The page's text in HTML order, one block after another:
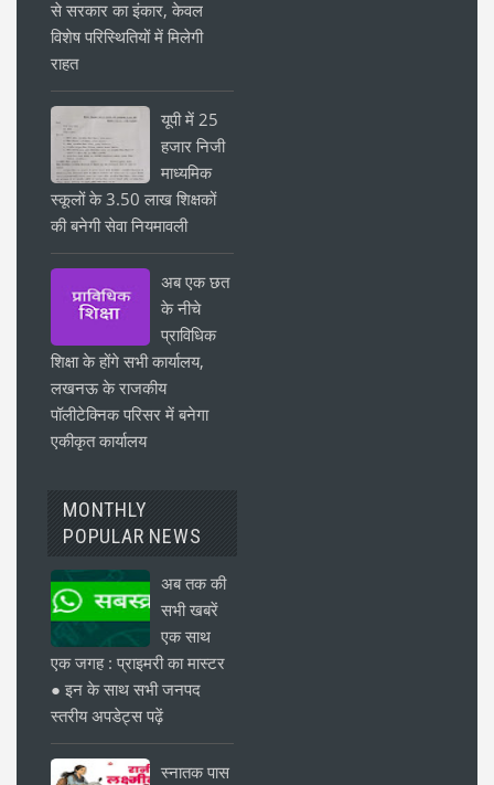
से सरकार का इंकार, केवल
विशेष परिस्थितियों में मिलेगी
राहत
यूपी में 25
हजार निजी
माध्यमिक
स्कूलों के 3.50 लाख शिक्षकों
की बनेगी सेवा नियमावली
अब एक छत
के नीचे
प्राविधिक
शिक्षा के होंगे सभी कार्यालय,
लखनऊ के राजकीय
पॉलीटेक्निक परिसर में बनेगा
एकीकृत कार्यालय
MONTHLY
POPULAR NEWS
अब तक की
सभी खबरें
एक साथ
एक जगह : प्राइमरी का मास्टर
● इन के साथ सभी जनपद
स्तरीय अपडेट्स पढ़ें
स्नातक पास